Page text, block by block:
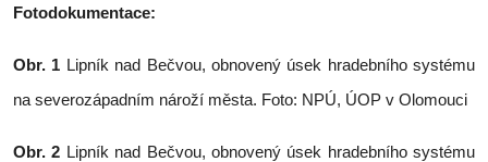
Fotodokumentace:
Obr. 1 Lipník nad Bečvou, obnovený úsek hradebního systému
na severozápadním nároží města. Foto: NPÚ, ÚOP v Olomouci
Obr. 2 Lipník nad Bečvou, obnovený úsek hradebního systému